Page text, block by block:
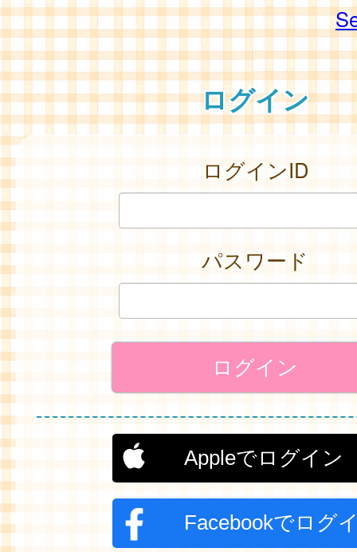
ログイン
ログインID
パスワード
Appleでログイン
Facebookでログ